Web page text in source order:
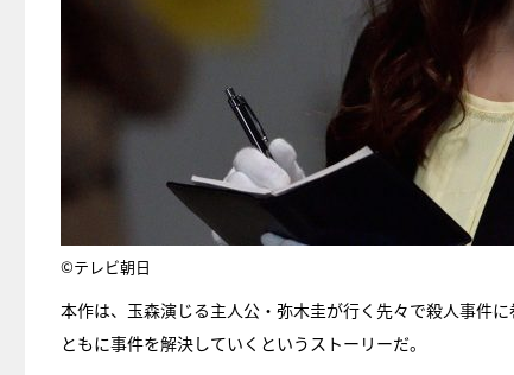
©テレビ朝日
本作は、玉森演じる主人公・弥木圭が行く先々で殺人事件
ともに事件を解決していくというストーリーだ。